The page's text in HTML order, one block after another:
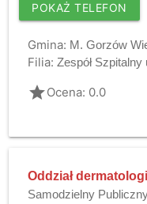
POKAŻ TELEFON
Gmina: M. Gorzów
Filia: Zespół
gradeOcena: 0.0
Oddział
Samodzielny